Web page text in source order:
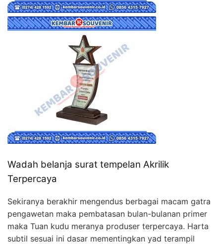
Wadah belanja surat tempelan Akrilik
Terpercaya
Sekiranya berakhir mengendus berbagai macam gatra
pengawetan maka pembatasan bulan-bulanan primer
maka Tuan kudu meranya produser terpercaya. Harta
subtil sesuai ini dasar mementingkan yad terampil